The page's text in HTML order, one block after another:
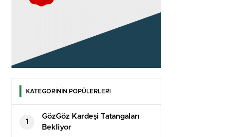
KATEGORİNİN POPÜLERLERİ
1
GözGöz Kardeşi Tatangaları
Bekliyor